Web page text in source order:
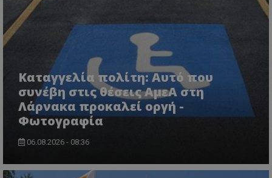
Καταγγελία πολίτη: Αυτό που
συνέβη στις θέσεις ΑμεΑ στη
Λάρνακα προκαλεί οργή -
Φωτογραφία
06.08.2026 - 08:36